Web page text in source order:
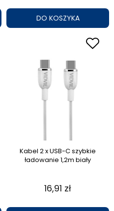
DO KOSZYKA
Kabel 2 x USB-C szybkie
ładowanie 1,2m biały
16,91 zł